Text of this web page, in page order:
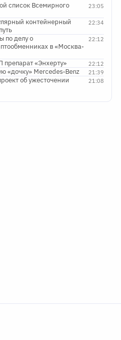
23:05
список Всемирного
22:34
контейнерный
22:12
по делу о
в «Москва-
22:12
«Энхерту»
21:39
«дочку» Mercedes-Benz
21:08
об ужесточении